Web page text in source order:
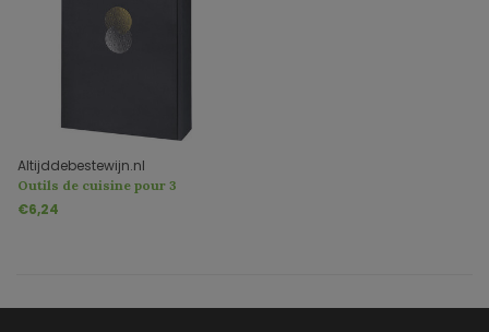
Altijddebestewijn.nl
Outils de cuisine pour 3
personnes
€6,24